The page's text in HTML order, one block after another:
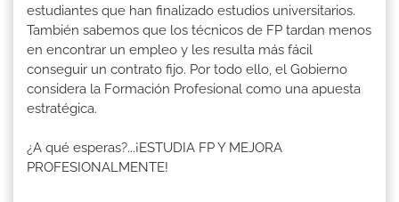
estudiantes que han finalizado estudios universitarios.
También sabemos que los técnicos de FP tardan menos
en encontrar un empleo y les resulta más fácil
conseguir un contrato fijo. Por todo ello, el Gobierno
considera la Formación Profesional como una apuesta
estratégica.
¿A qué esperas?...¡ESTUDIA FP Y MEJORA
PROFESIONALMENTE!